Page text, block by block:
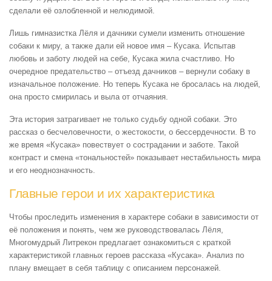
сделали её озлобленной и нелюдимой.
Лишь гимназистка Лёля и дачники сумели изменить отношение
собаки к миру, а также дали ей новое имя – Кусака. Испытав
любовь и заботу людей на себе, Кусака жила счастливо. Но
очередное предательство – отъезд дачников – вернули собаку в
изначальное положение. Но теперь Кусака не бросалась на людей,
она просто смирилась и выла от отчаяния.
Эта история затрагивает не только судьбу одной собаки. Это
рассказ о бесчеловечности, о жестокости, о бессердечности. В то
же время «Кусака» повествует о сострадании и заботе. Такой
контраст и смена «тональностей» показывает нестабильность мира
и его неоднозначность.
Главные герои и их характеристика
Чтобы проследить изменения в характере собаки в зависимости от
её положения и понять, чем же руководствовалась Лёля,
Многомудрый Литрекон предлагает ознакомиться с краткой
характеристикой главных героев рассказа «Кусака». Анализ по
плану вмещает в себя таблицу с описанием персонажей.